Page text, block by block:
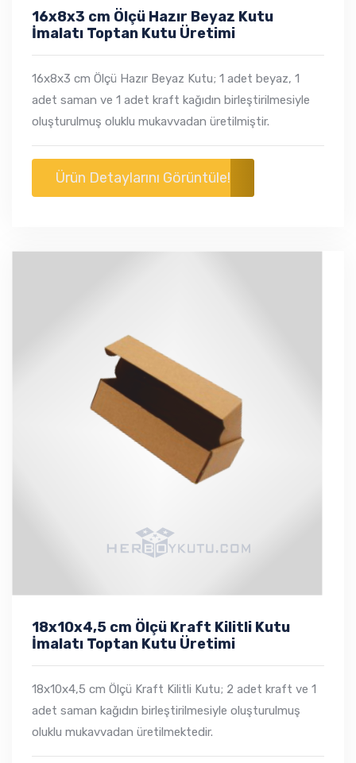
16x8x3 cm Ölçü Hazır Beyaz Kutu
İmalatı Toptan Kutu Üretimi
16x8x3 cm Ölçü Hazır Beyaz Kutu; 1 adet beyaz, 1
adet saman ve 1 adet kraft kağıdın birleştirilmesiyle
oluşturulmuş oluklu mukavvadan üretilmiştir.
Ürün Detaylarını Görüntüle!
18x10x4,5 cm Ölçü Kraft Kilitli Kutu
İmalatı Toptan Kutu Üretimi
18x10x4,5 cm Ölçü Kraft Kilitli Kutu; 2 adet kraft ve 1
adet saman kağıdın birleştirilmesiyle oluşturulmuş
oluklu mukavvadan üretilmektedir.